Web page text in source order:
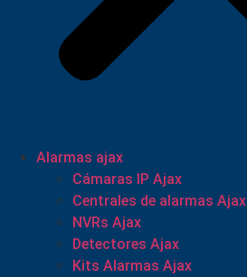
Alarmas ajax
Cámaras IP Ajax
Centrales de alarmas Ajax
NVRs Ajax
Detectores Ajax
Kits Alarmas Ajax